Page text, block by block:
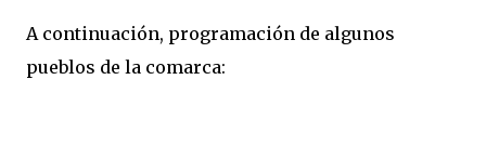
A continuación, programación de algunos
pueblos de la comarca: